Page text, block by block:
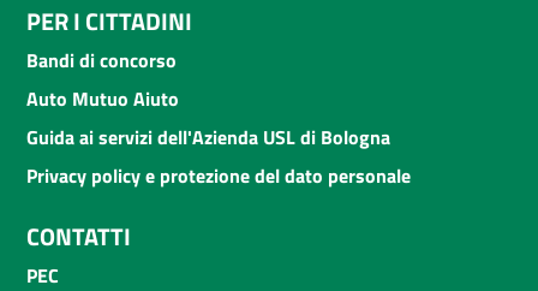
PER I CITTADINI
Bandi di concorso
Auto Mutuo Aiuto
Guida ai servizi dell'Azienda USL di Bologna
Privacy policy e protezione del dato personale
CONTATTI
PEC